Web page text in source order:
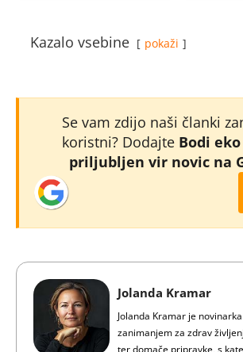
Kazalo vsebine pokaži
Se vam zdijo naši članki
koristni? Dodajte Bodi eko
priljubljen vir novic na
Jolanda Kramar
Jolanda Kramar je
zanimanjem za zdrav